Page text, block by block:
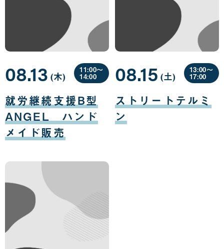
就労継続支援B型
ANGEL ハンド
メイド販売
08.13
月
13
日
(木曜
日
)
11:00〜
14:00
ストリートテルミ
ン
08.15
月
15
日
(土曜
日
)
13:00〜
17:00